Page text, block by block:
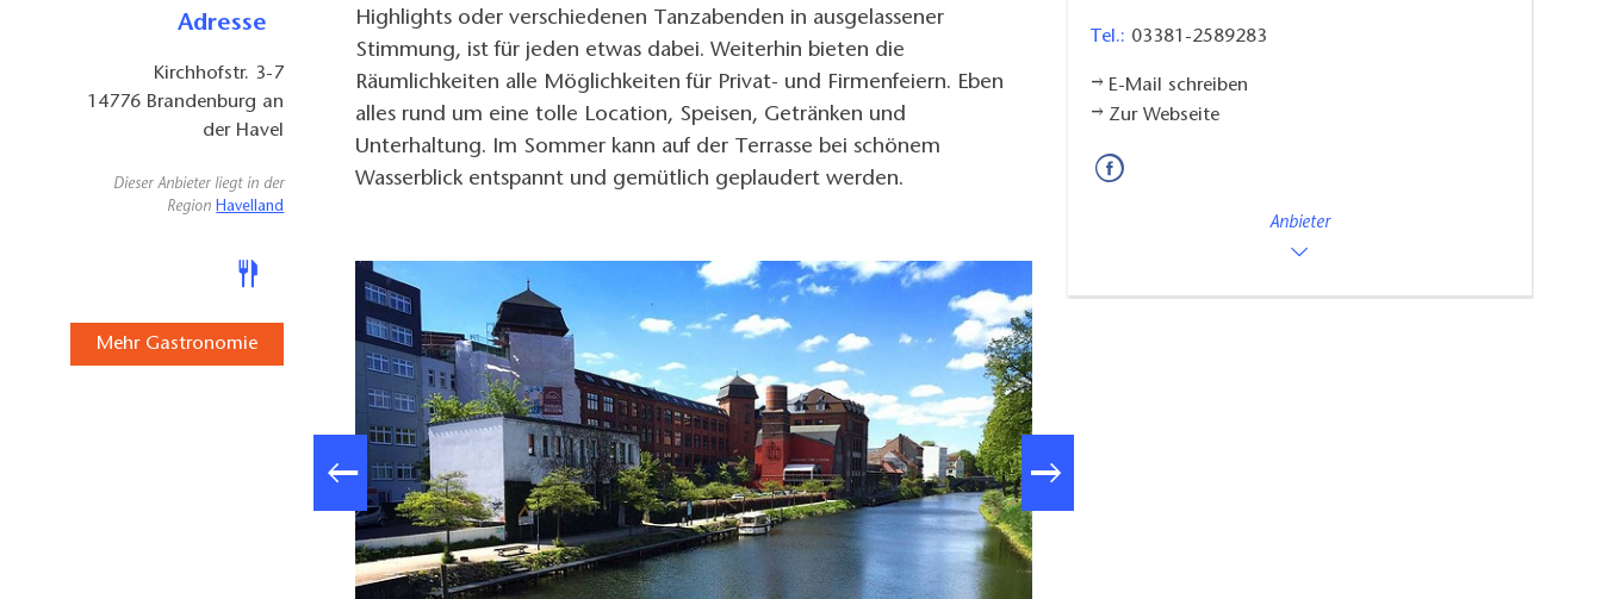
Adresse
Kirchhofstr. 3-7
14776 Brandenburg an
der Havel
Dieser Anbieter liegt in der
Region Havelland
Mehr Gastronomie
Highlights oder verschiedenen Tanzabenden in ausgelassener
Stimmung, ist für jeden etwas dabei. Weiterhin bieten die
Räumlichkeiten alle Möglichkeiten für Privat- und Firmenfeiern. Eben
alles rund um eine tolle Location, Speisen, Getränken und
Unterhaltung. Im Sommer kann auf der Terrasse bei schönem
Wasserblick entspannt und gemütlich geplaudert werden.
Tel.: 03381-2589283
E-Mail schreiben
Zur Webseite
Anbieter